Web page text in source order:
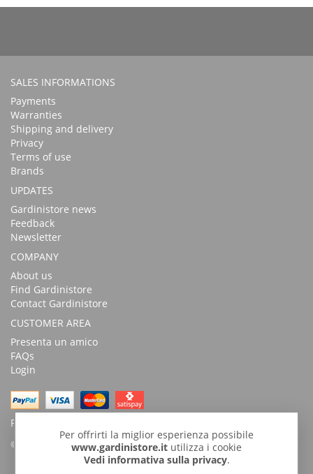
Per offrirti la miglior esperienza possibile
www.gardinistore.it utilizza i cookie
Vedi informativa sulla privacy.
SALES INFORMATIONS
Payments
Warranties
Shipping and delivery
Privacy
Terms of use
Brands
UPDATES
Gardinistore news
Feedback
Newsletter
COMPANY
About us
Find Gardinistore
Contact Gardinistore
CUSTOMER AREA
Presenta un amico
FAQs
Login
Possibility of payment with bank transfer
© Copyright 2026 by GardiniStore.